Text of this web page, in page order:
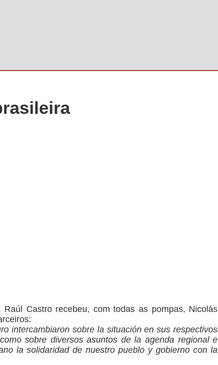
Castro recebeu, com todas as pompas, Nicolás
intercambiaron sobre la situación en sus respectivos
sobre diversos asuntos de la agenda regional e
la solidaridad de nuestro pueblo y gobierno con la